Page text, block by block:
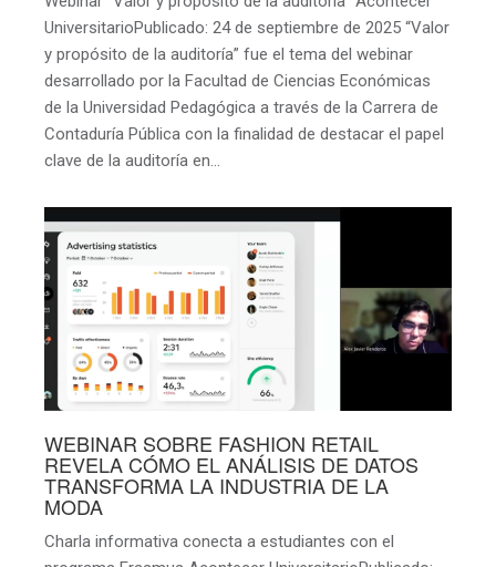
UniversitarioPublicado: 24 de septiembre de 2025 “Valor
y propósito de la auditoría” fue el tema del webinar
desarrollado por la Facultad de Ciencias Económicas
de la Universidad Pedagógica a través de la Carrera de
Contaduría Pública con la finalidad de destacar el papel
clave de la auditoría en…
WEBINAR SOBRE FASHION RETAIL
REVELA CÓMO EL ANÁLISIS DE DATOS
TRANSFORMA LA INDUSTRIA DE LA
MODA
Charla informativa conecta a estudiantes con el